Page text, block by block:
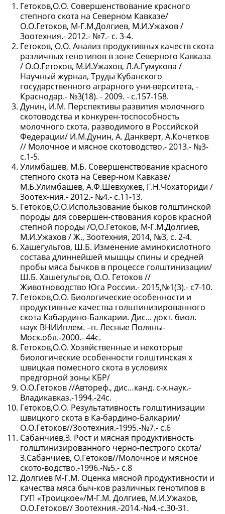
Гетоков,О.О. Совершенствование красного
степного скота на Северном Кавказе/
О.О.Гетоков, М-Г.М.Долгиев, М.И.Ужахов /
Зоотехния.- 2012.- №7.- с. 3-4.
Гетоков, О.О. Анализ продуктивных качеств скота
различных генотипов в зоне Северного Кавказа
/ О.О.Гетоков, М.И.Ужахов, Л.А.Гумукова /
Научный журнал, Труды Кубанского
государственного аграрного уни-верситета, -
Краснодар.- №3(18). - 2009. - с.157-158.
Дунин, И.М. Перспективы развития молочного
скотоводства и конкурен-тоспособность
молочного скота, разводимого в Российской
Федерации/ И.М.Дунин, А. Данкверт, А.Кочетков
// Молочное и мясное скотоводство.- 2013.- №3-
с.1-5.
Улимбашев, М.Б. Совершенствование красного
степного скота на Север-ном Кавказе/
М.Б.Улимбашев, А.Ф.Шевхужев, Г.Н.Чохаториди /
Зоотех-ния.- 2012.- №4.- с.11-13.
Гетоков,О.О.Использование быков голштинской
породы для совершен-ствования коров красной
степной породы /О,О.Гетоков, М-Г.М.Долгиев,
М.И.Ужахов / Ж., Зоотехния, 2014, №3, с. 2-4.
Хашегульгов, Ш.Б. Изменение аминокислотного
состава длиннейшей мышцы спины и средней
пробы мяса бычков в процессе голштинизации/
Ш.Б. Хашегульгов, О.О. Гетоков //
Животноводство Юга России.- 2015,№1(3).- с7-10.
Гетоков,О.О. Биологические особенности и
продуктивные качества голштинизированного
скота Кабардино-Балкарии. Дис... докт. биол.
наук ВНИИплем. –п. Лесные Поляны-
Моск.обл.-2000.- 44с.
Гетоков,О.О. Хозяйственные и некоторые
биологические особенности голштинская х
швицкая помесного скота в условиях
предгорной зоны КБР/
О.О.Гетоков //Автореф., дис…канд. с-х.наук.-
Владикавказ.-1994.-24с.
Гетоков,О.О. Результативность голштинизации
швицкого скота в Ка-бардино-Балкарии/
О.О.Гетоков//Зоотехния.-1995.-№7.- с.6
Сабанчиев,З. Рост и мясная продуктивность
голштинизированного черно-пестрого скота/
З.Сабанчиев, О.Гетоков//Молочное и мясное
ското-водство.-1996.-№5.- с.8
Долгиев М-Г.М. Оценка мясной продуктивности и
качества мяса быч-ков различных генотипов в
ГУП «Троицкое»/М-Г.М. Долгиев, М.И.Ужахов,
О.О.Гетоков// Зоотехния.-2014.-№4.-с.30-31.